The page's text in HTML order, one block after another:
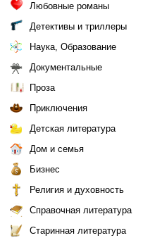
Любовные романы
Детективы и триллеры
Наука, Образование
Документальные
Проза
Приключения
Детская литература
Дом и семья
Бизнес
Религия и духовность
Справочная литература
Старинная литература